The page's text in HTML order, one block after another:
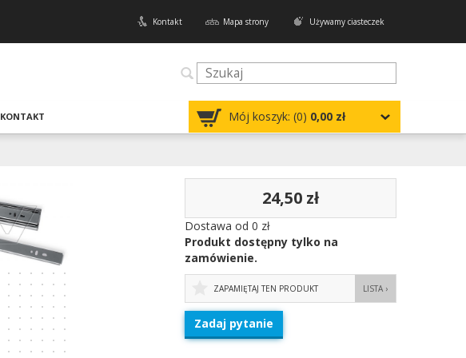
Używamy ciasteczek
Mapa strony
Kontakt
KONTAKT Mój koszyk: (0) 0,00 zł
24,50 zł
Dostawa od 0 zł
Produkt dostępny tylko na
zamówienie.
LISTA ›
ZAPAMIĘTAJ TEN PRODUKT
Zadaj pytanie